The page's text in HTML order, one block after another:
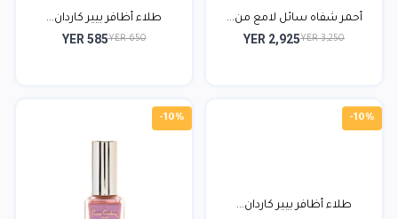
أحمر شفاه سائل لامع من...
YER 3,250
YER 2,925
طلاء أظافر بيير كاردان...
YER 650
YER 585
-10%
طلاء أظافر بيير كاردان...
-10%